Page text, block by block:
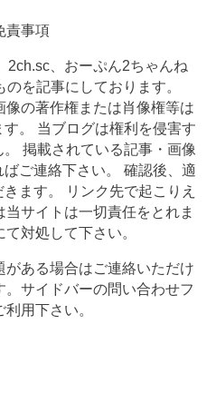
責事項
2ch.sc、おーぷん2ちゃんね
を記事にしております。
の著作権または肖像権等は
。 当ブログは権利を侵害す
掲載されている記事・画像
ご連絡下さい。 確認後、適
ます。 リンク先で起こりえ
サイトは一切責任をとれま
対処して下さい。
ある場合はご連絡いただけ
サイドバーの問い合わせフ
利用下さい。